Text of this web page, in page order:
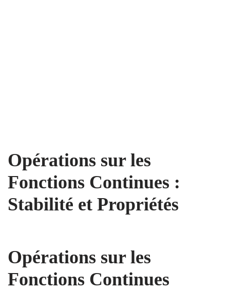
Opérations sur les
Fonctions Continues :
Stabilité et Propriétés
Opérations sur les
Fonctions Continues